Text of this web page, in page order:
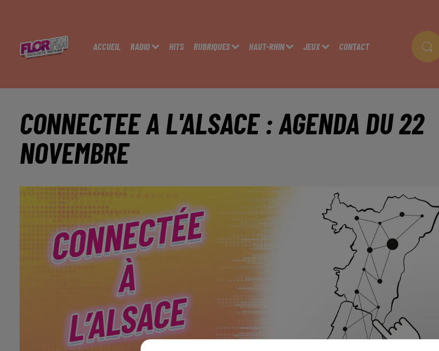
ACCUEIL RADIO HITS RUBRIQUES HAUT-RHIN JEUX CONTACT
CONNECTEE A L'ALSACE : AGENDA DU 22
NOVEMBRE